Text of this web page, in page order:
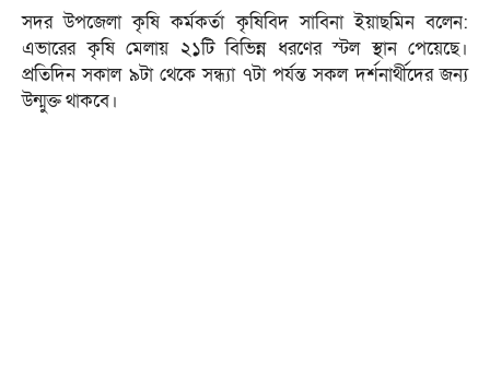
সদর উপজেলা কৃষি কর্মকর্তা কৃষিবিদ সাবিনা ইয়াছমিন বলেন:
এভারের কৃষি মেলায় ২১টি বিভিন্ন ধরণের স্টল স্থান পেয়েছে।
প্রতিদিন সকাল ৯টা থেকে সন্ধ্যা ৭টা পর্যন্ত সকল দর্শনার্থীদের জন্য
উন্মুক্ত থাকবে।